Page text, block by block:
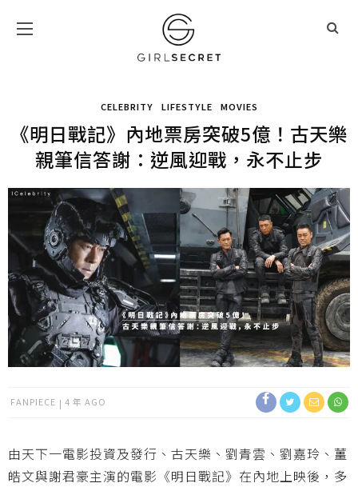
CELEBRITY LIFESTYLE MOVIES
《明日戰記》內地票房突破5億！古天樂
親筆信答謝：逆風迎戰，永不止步
FANPIECE 4 年 AGO
由天下一電影投資及發行、古天樂、劉青雲、劉嘉玲、薑
皓文與謝君豪主演的電影《明日戰記》在內地上映後，多